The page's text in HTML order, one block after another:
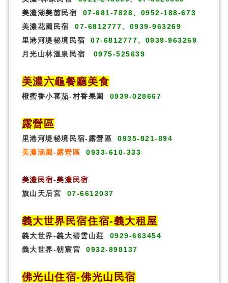
美濃湖美茵民宿
07-681-7828、0952-188-673
美濃花園民宿
07-6812777、0939-963269
里港河堤秘境民宿
07-6812777、0939-963269
月光山林溫泉民宿
0975-525639
美濃六龜餐廳美食
橙蜜香小蕃茄-村香果園 0939-028667
露營區
里港河堤秘境民宿-露營區
0935-821-894
美濃涵園-露營區
0933-610-333
美濃民宿-美濃民宿
旗山天后宮
07-6612037
義大世界民宿住宿-義大租屋
義大世界-義大碧雲山莊
0929-663454
義大世界-朝宸宮
0932-898137
佛光山住宿-佛光山民宿